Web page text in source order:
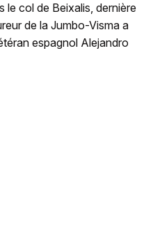
le col de Beixalis, dernière
de la Jumbo-Visma a
espagnol Alejandro